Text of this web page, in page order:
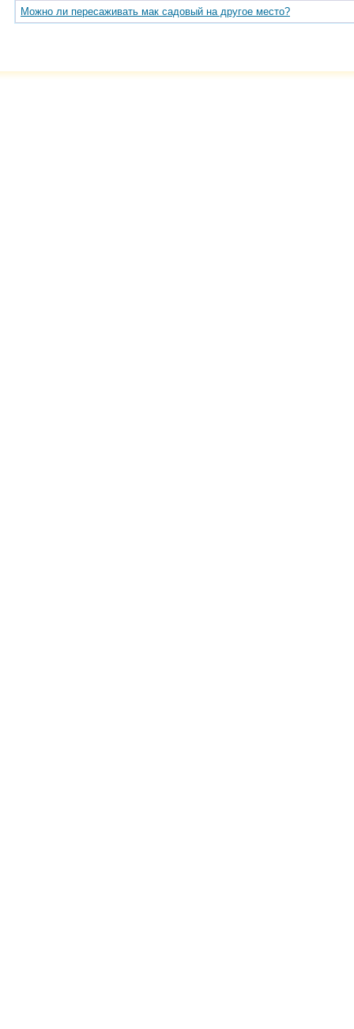
Можно ли пересаживать мак садовый на другое место?